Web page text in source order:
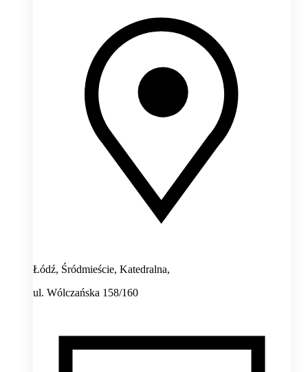
Łódź, Śródmieście, Katedralna,
ul. Wólczańska 158/160